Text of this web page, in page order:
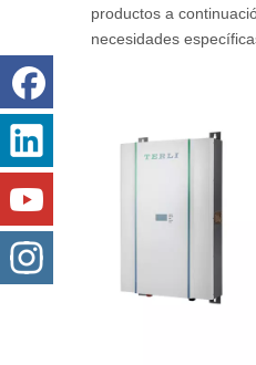
productos a
necesidades